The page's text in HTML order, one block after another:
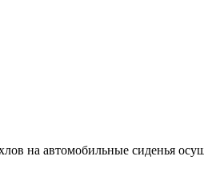
на автомобильные сиденья